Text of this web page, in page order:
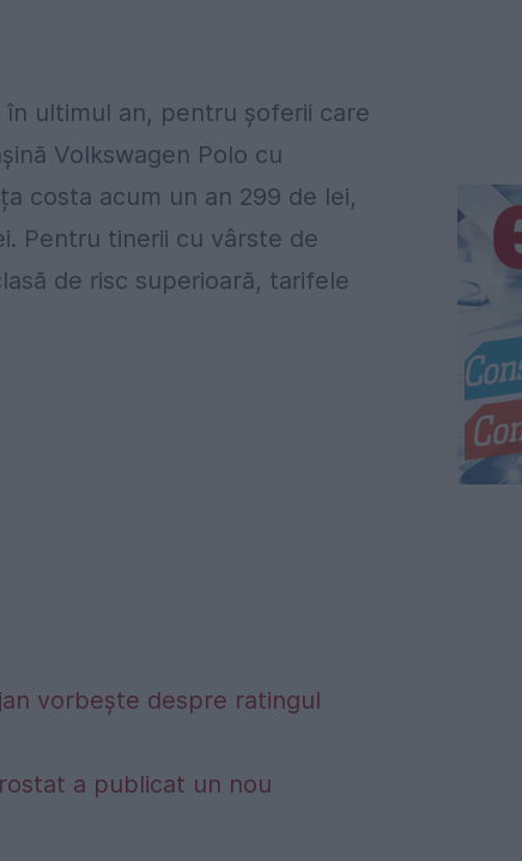
ultimul an, pentru șoferii care
Volkswagen Polo cu
costa acum un an 299 de lei,
Pentru tinerii cu vârste de
de risc superioară, tarifele
vorbește despre ratingul
a publicat un nou